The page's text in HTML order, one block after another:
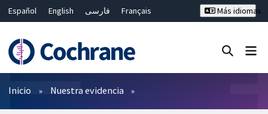
Español English فارسی
Français
Bahasa Malaysia
ไทย 繁體中文
Más idiomas
Filtros
Inicio Nuestra evidencia